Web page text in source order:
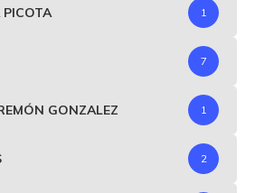
PICOTA 1
7
GONZALEZ 1
2